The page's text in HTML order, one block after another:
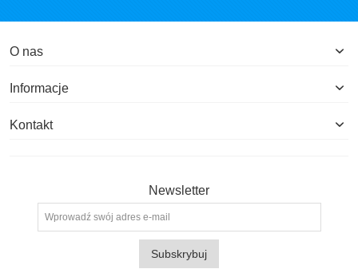
O nas
Informacje
Kontakt
Newsletter
Subskrybuj